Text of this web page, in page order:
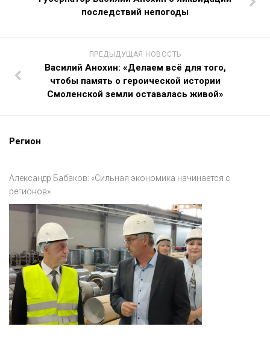
последствий непогоды
ПРЕДЫДУЩАЯ НОВОСТЬ
Василий Анохин: «Делаем всё для того,
чтобы память о героической истории
Смоленской земли оставалась живой»
Регион
Александр Бабаков: «Сильная экономика начинается с
регионов».